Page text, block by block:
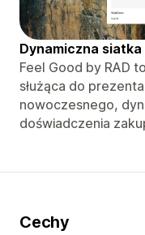
Dynamiczna
Feel Good by RAD
służąca do
nowoczesnego,
doświadczenia
Cechy